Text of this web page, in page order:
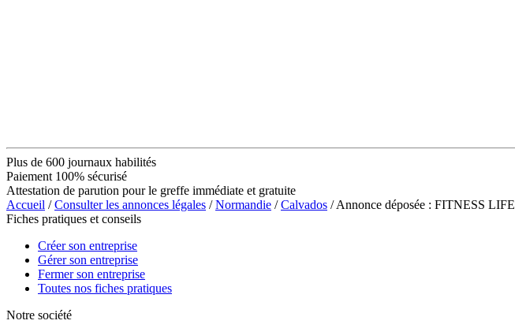
Plus de 600 journaux habilités
Paiement 100% sécurisé
Attestation de parution pour le greffe immédiate et gratuite
Accueil /Consulter les annonces légales /Normandie /Calvados / Annonce déposée : FITNESS LIFE
Fiches pratiques et conseils
Créer son entreprise
Gérer son entreprise
Fermer son entreprise
Toutes nos fiches pratiques
Notre société